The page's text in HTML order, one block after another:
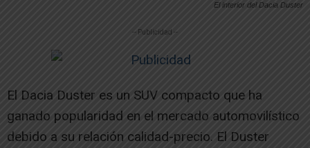
El interior del Dacia Duster
-- Publicidad --
El Dacia Duster es un SUV compacto que ha
ganado popularidad en el mercado automovilístico
debido a su relación calidad-precio. El Duster